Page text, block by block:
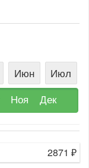
Июн
Июл
Ноя Дек
2871 ₽